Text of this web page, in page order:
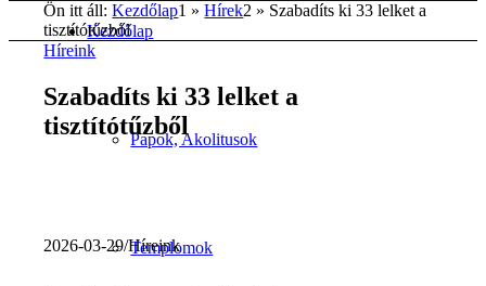
Kezdőlap
Papok, Akolitusok
Templomok
Ön itt áll: Kezdőlap1 »Hírek2 » Szabadíts ki 33 lelket a
tisztítótűzből
Híreink
Szabadíts ki 33 lelket a
tisztítótűzből
2026-03-29/Híreink